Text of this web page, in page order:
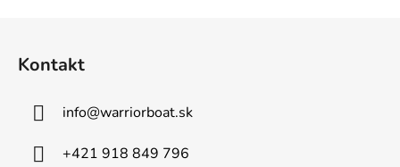
Kontakt
info@warriorboat.sk
+421 918 849 796